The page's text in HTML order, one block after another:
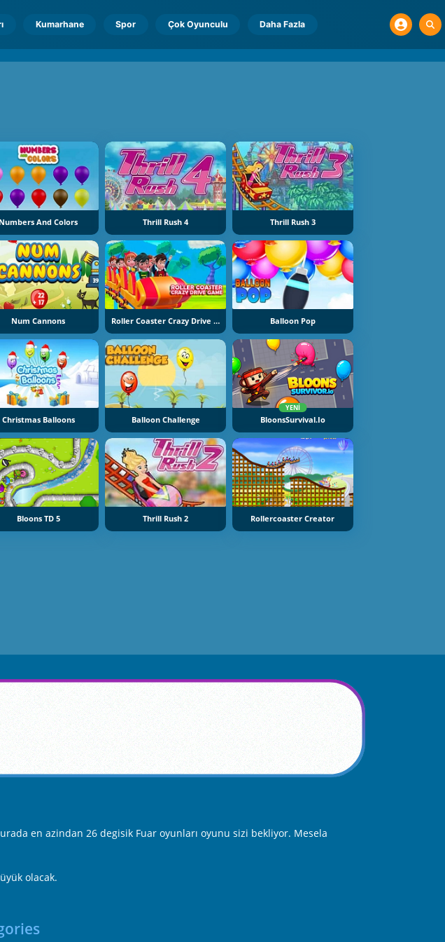
Kumarhane Spor Çok Oyunculu Daha Fazla
Numbers And Colors Thrill Rush 4 Thrill Rush 3
Num Cannons Roller Coaster Crazy Drive Game Balloon Pop
Christmas Balloons Balloon Challenge
YENI
BloonsSurvival.io
Bloons TD 5 Thrill Rush 2 Rollercoaster Creator
en azindan 26 degisik Fuar oyunları oyunu sizi bekliyor. Mesela
olacak.